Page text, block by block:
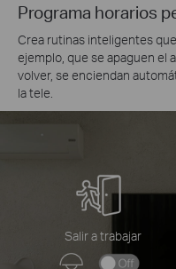
Programa horarios
Crea rutinas inteligentes
ejemplo, que se apaguen el
volver, se enciendan
la tele.
Salir a trabajar